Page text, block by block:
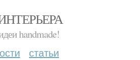
handmade!
статьи